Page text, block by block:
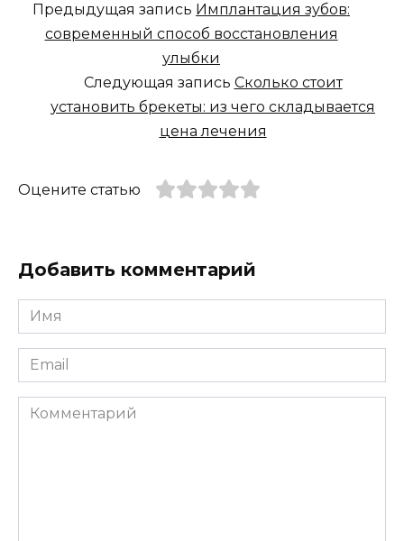
Предыдущая запись Имплантация зубов:
современный способ восстановления
улыбки
Следующая запись Сколько стоит
установить брекеты: из чего складывается
цена лечения
Оцените статью
Добавить комментарий
Имя
*
Email
*
Комментарий